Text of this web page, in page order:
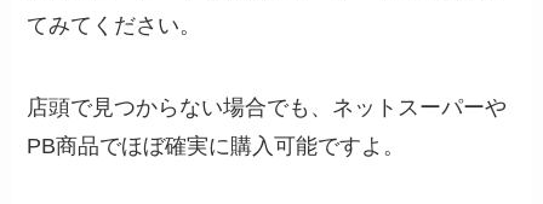
てみてください。
店頭で見つからない場合でも、ネットスーパーや
PB商品でほぼ確実に購入可能ですよ。